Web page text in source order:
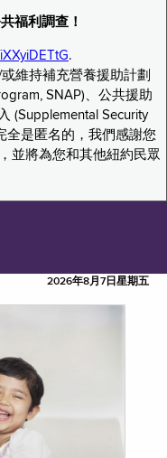
福利調查！
.
維持補充營養援助計劃
SNAP)、公共援助
(Supplemental Security
全是匿名的，我們感謝您
並將為您和其他紐約民眾
2026年8月7日星期五